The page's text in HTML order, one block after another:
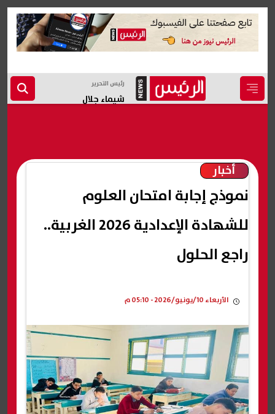
رئيس التحرير
شيماء جلال
أخبار
نموذج إجابة امتحان العلوم
للشهادة الإعدادية 2026 الغربية..
راجع الحلول
الأربعاء 10/يونيو/2026 - 05:10 م